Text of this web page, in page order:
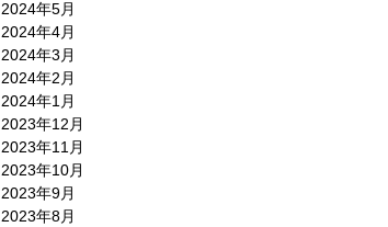
2024年5月
2024年4月
2024年3月
2024年2月
2024年1月
2023年12月
2023年11月
2023年10月
2023年9月
2023年8月